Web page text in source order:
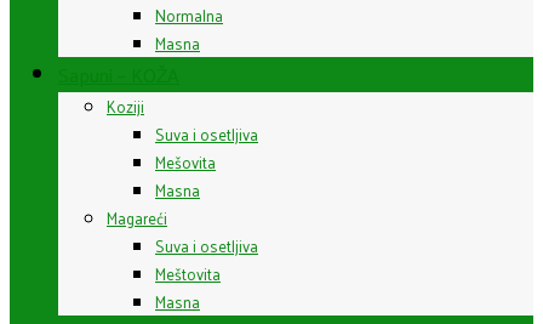
Normalna
Masna
Koziji
Suva i osetljiva
Mešovita
Masna
Magareći
Suva i osetljiva
Meštovita
Masna